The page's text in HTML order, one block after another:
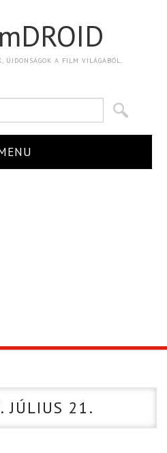
ÚJDONSÁGOK A FILM VILÁGÁBÓL.
JÚLIUS 21.